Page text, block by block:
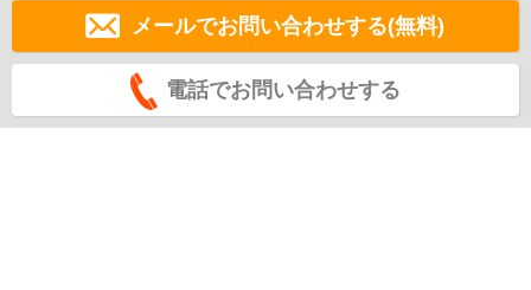
メールでお問い合わせする(無料)
電話でお問い合わせする